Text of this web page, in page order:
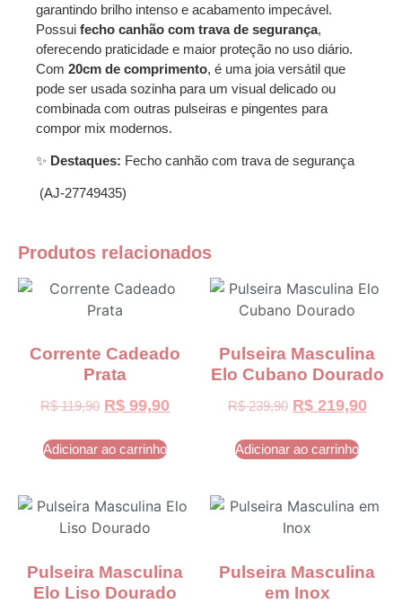
garantindo brilho intenso e acabamento impecável.
Possui fecho canhão com trava de segurança,
oferecendo praticidade e maior proteção no uso diário.
Com 20cm de comprimento, é uma joia versátil que
pode ser usada sozinha para um visual delicado ou
combinada com outras pulseiras e pingentes para
compor mix modernos.
✨ Destaques: Fecho canhão com trava de segurança
(AJ-27749435)
Produtos relacionados
Corrente Cadeado
Prata
R$119,90 R$ 99,90
Adicionar ao carrinho
Pulseira Masculina
Elo Cubano Dourado
R$239,90 R$219,90
Adicionar ao carrinho
Pulseira Masculina
Elo Liso Dourado
Pulseira Masculina
em Inox